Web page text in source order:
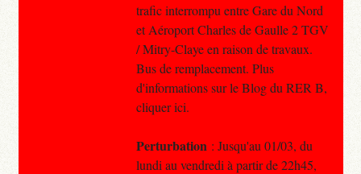
trafic interrompu entre Gare du Nord
et Aéroport Charles de Gaulle 2 TGV
/ Mitry-Claye en raison de travaux.
Bus de remplacement. Plus
d'informations sur le Blog du RER B,
cliquer ici.
Perturbation : Jusqu'au 01/03, du
lundi au vendredi à partir de 22h45,